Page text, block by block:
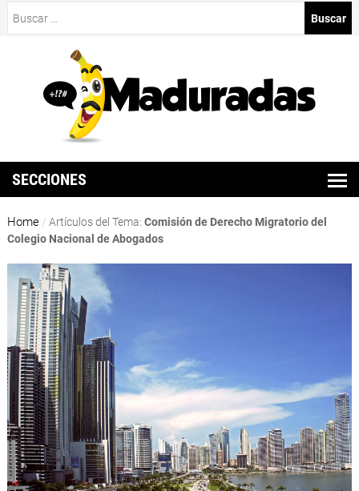
SECCIONES
Home / Artículos del Tema: Comisión de Derecho Migratorio del
Colegio Nacional de Abogados